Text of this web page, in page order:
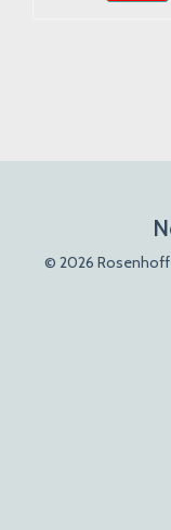
© 2026 Rosenhoff